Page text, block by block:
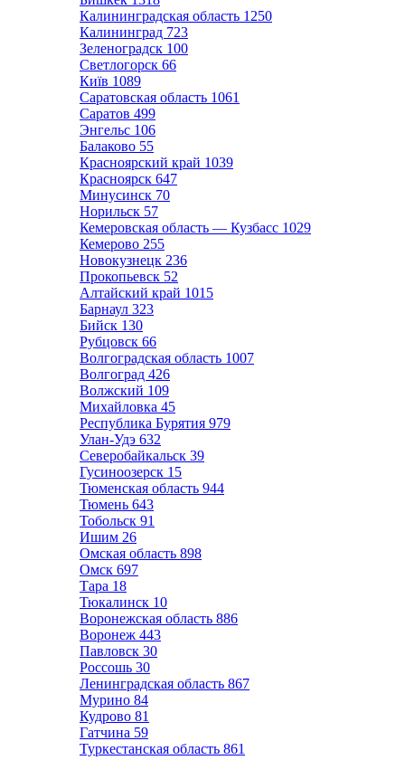
Калининградская область 1250
Калининград 723
Зеленоградск 100
Светлогорск 66
Київ 1089
Саратовская область 1061
Саратов 499
Энгельс 106
Балаково 55
Красноярский край 1039
Красноярск 647
Минусинск 70
Норильск 57
Кемеровская область — Кузбасс 1029
Кемерово 255
Новокузнецк 236
Прокопьевск 52
Алтайский край 1015
Барнаул 323
Бийск 130
Рубцовск 66
Волгоградская область 1007
Волгоград 426
Волжский 109
Михайловка 45
Республика Бурятия 979
Улан-Удэ 632
Северобайкальск 39
Гусиноозерск 15
Тюменская область 944
Тюмень 643
Тобольск 91
Ишим 26
Омская область 898
Омск 697
Тара 18
Тюкалинск 10
Воронежская область 886
Воронеж 443
Павловск 30
Россошь 30
Ленинградская область 867
Мурино 84
Кудрово 81
Гатчина 59
Туркестанская область 861